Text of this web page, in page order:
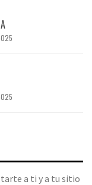
a ti y a tu sitio